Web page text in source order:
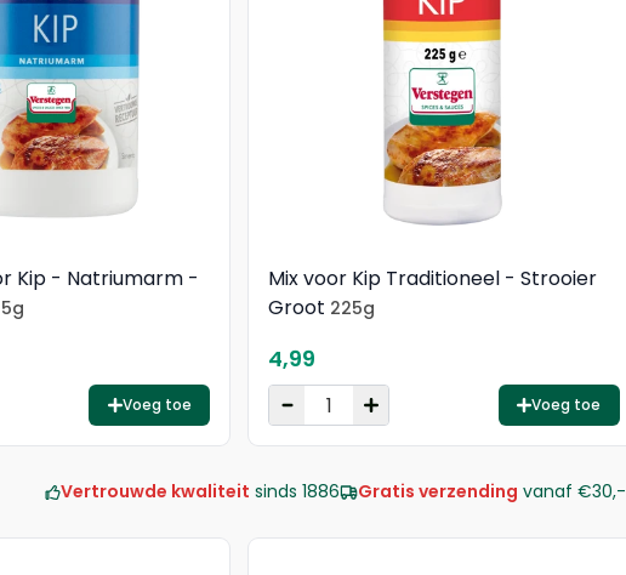
Kip - Natriumarm -
Voeg toe
Mix voor Kip Traditioneel - Strooier
Groot 225g
4,99
Voeg toe
Vertrouwde kwaliteit sinds 1886 Gratis verzending vanaf €30,-